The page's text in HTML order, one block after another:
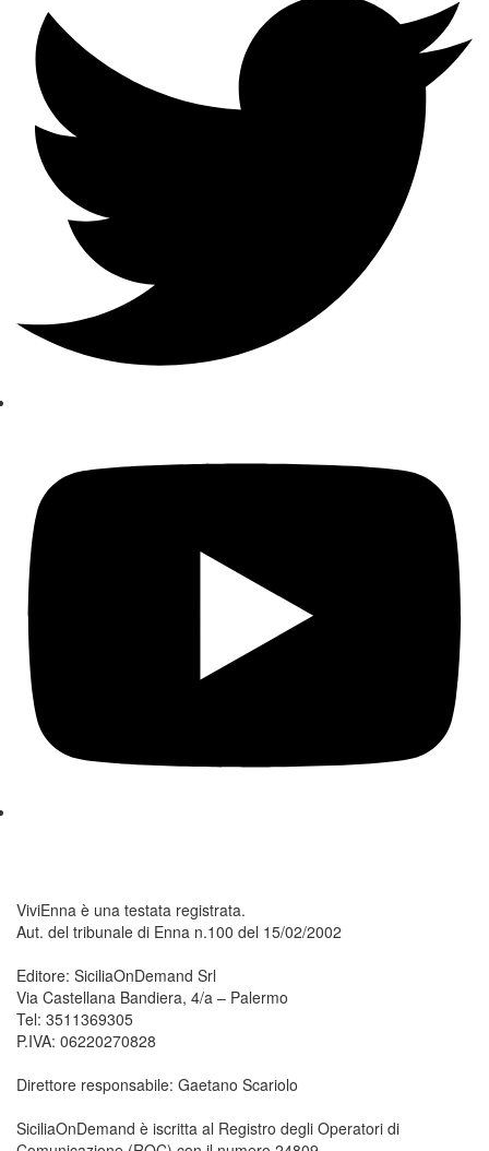
ViviEnna è una testata registrata.
Aut. del tribunale di Enna n.100 del 15/02/2002
Editore: SiciliaOnDemand Srl
Via Castellana Bandiera, 4/a – Palermo
Tel: 3511369305
P.IVA: 06220270828
Direttore responsabile: Gaetano Scariolo
SiciliaOnDemand è iscritta al Registro degli Operatori di